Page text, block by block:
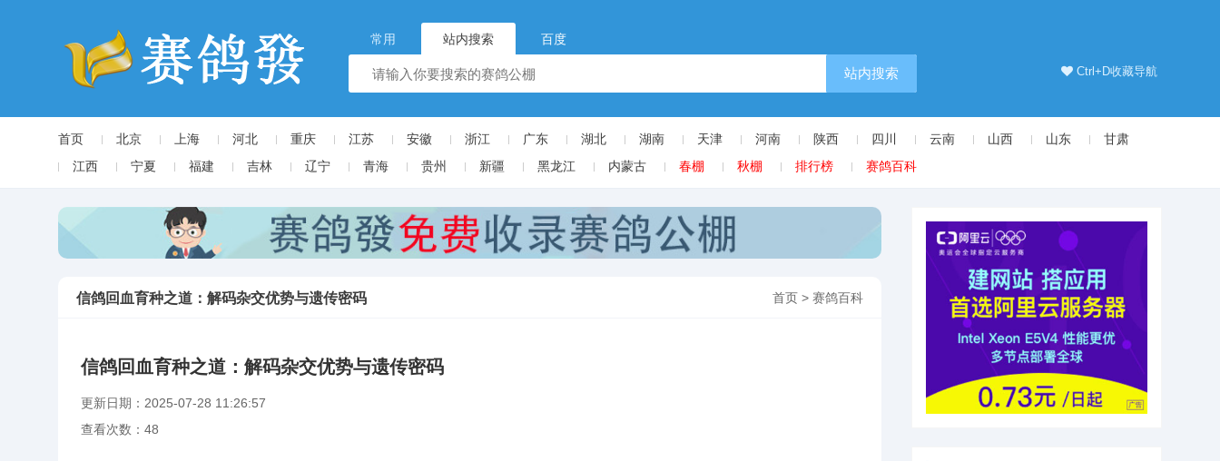
常用 站内搜索 百度
Ctrl+D收藏导航
站内搜索
首页 北京 上海 河北 重庆 江苏 安徽 浙江 广东 湖北 湖南 天津 河南 陕西 四川 云南 山西 山东
甘肃
江西
宁夏 福建 吉林 辽宁 青海 贵州 新疆 黑龙江 内蒙古 春棚 秋棚 排行榜 赛鸽百科
首页 >赛鸽百科
信鸽回血育种之道：解码杂交优势与遗传密码
信鸽回血育种之道：解码杂交优势与遗传密码
更新日期：2025-07-28 11:26:57
查看次数： 48